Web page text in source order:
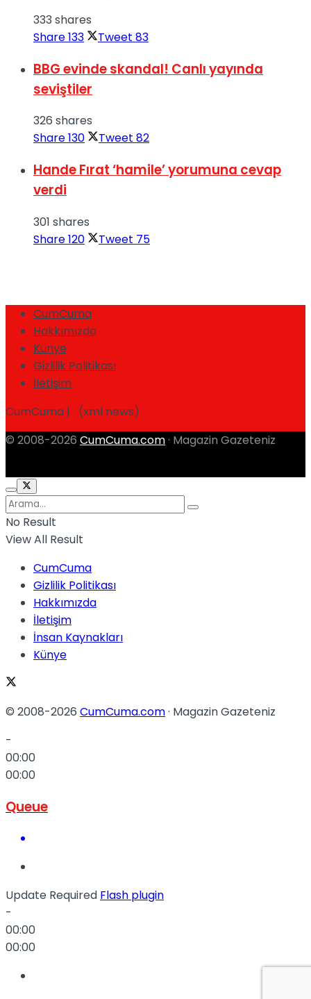
333 shares
Share133 Tweet 83
BBG evinde skandal! Canlı yayında
seviştiler
326 shares
Share130 Tweet 82
Hande Fırat ‘hamile’ yorumuna cevap
verdi
301 shares
Share120 Tweet 75
CumCuma
Hakkımızda
Künye
Gizlilik Politikası
İletişim
CumCuma | (xml news)
© 2008-2026 CumCuma.com · Magazin Gazeteniz
No Result
View All Result
CumCuma
Gizlilik Politikası
Hakkımızda
İletişim
İnsan Kaynakları
Künye
© 2008-2026 CumCuma.com· Magazin Gazeteniz
-
00:00
00:00
Queue
Update Required Flash plugin
-
00:00
00:00